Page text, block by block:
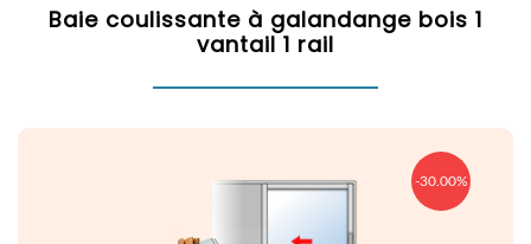
Baie coulissante à galandange bois 1
vantail 1 rail
-30.00%